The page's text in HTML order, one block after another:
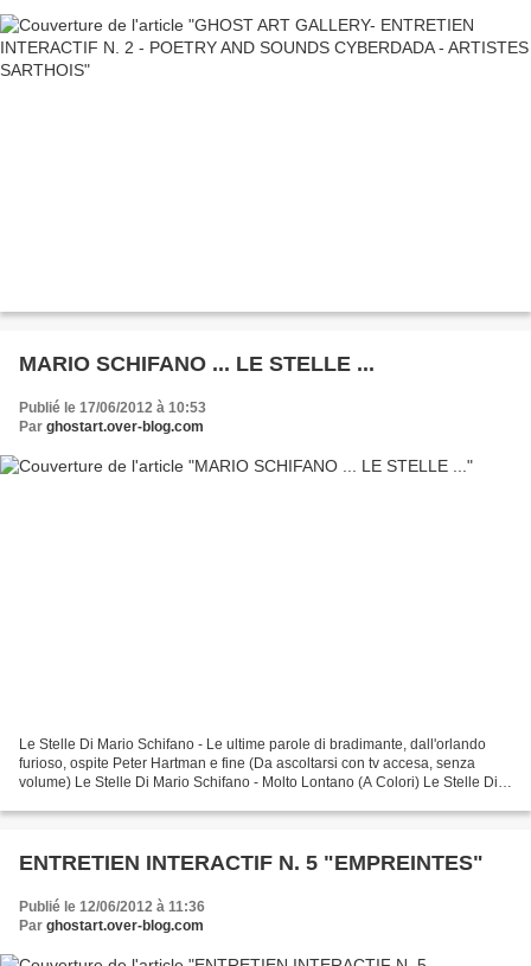
MARIO SCHIFANO ... LE STELLE ...
Publié le 17/06/2012 à 10:53
Par ghostart.over-blog.com
Le Stelle Di Mario Schifano - Le ultime parole di bradimante, dall'orlando
furioso, ospite Peter Hartman e fine (Da ascoltarsi con tv accesa, senza
volume) Le Stelle Di Mario Schifano - Molto Lontano (A Colori) Le Stelle Di
ENTRETIEN INTERACTIF N. 5 "EMPREINTES"
Publié le 12/06/2012 à 11:36
Par ghostart.over-blog.com